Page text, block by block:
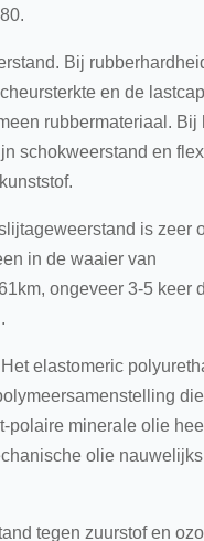
Bij
en de
rubbermateriaal. Bij
schokweerstand en
is zeer
in de waaier van
ongeveer 3-5 keer
elastomeric
polaire minerale olie
olie nauwelijks
tegen zuurstof en